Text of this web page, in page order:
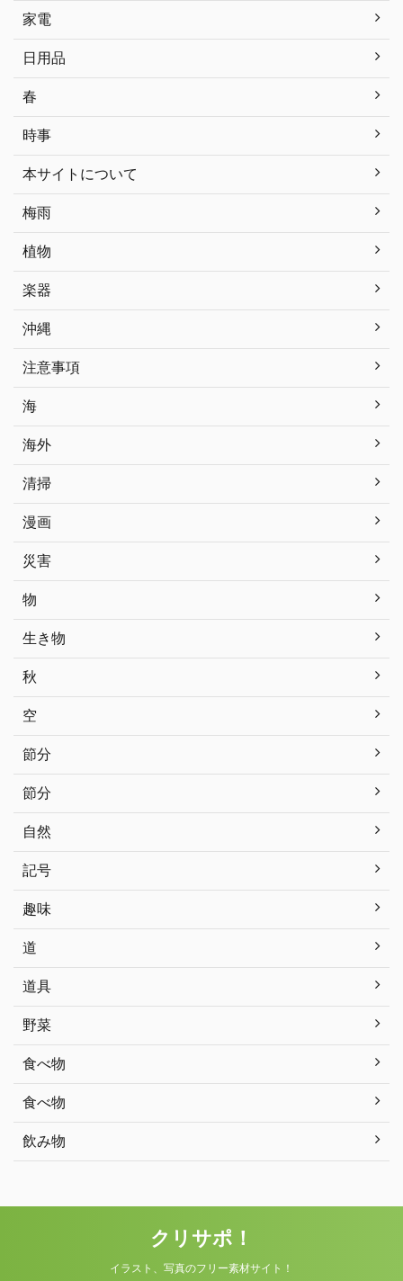
家電
日用品
春
時事
本サイトについて
梅雨
植物
楽器
沖縄
注意事項
海
海外
清掃
漫画
災害
物
生き物
秋
空
節分
節分
自然
記号
趣味
道
道具
野菜
食べ物
食べ物
飲み物
クリサポ！
イラスト、写真のフリー素材サイト！